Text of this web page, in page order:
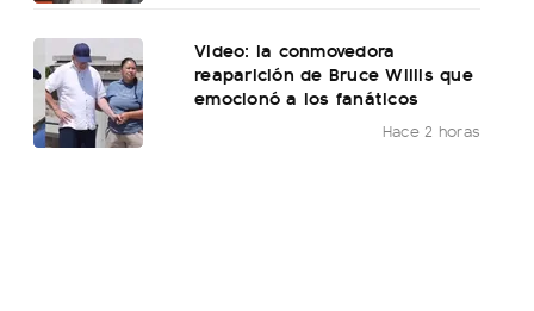
Video: la conmovedora
reaparición de Bruce Willis que
emocionó a los fanáticos
Hace 2 horas